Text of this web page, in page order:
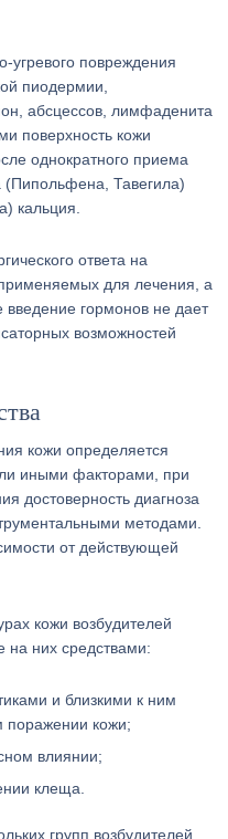
угревого повреждения
пиодермии,
абсцессов, лимфаденита
поверхность кожи
однократного приема
(Пипольфена, Тавегила)
кальция.
ответа на
для лечения, а
введение гормонов не дает
возможностей
кожи определяется
иными факторами, при
достоверность диагноза
методами.
от действующей
кожи возбудителей
на них средствами:
и близкими к ним
поражении кожи;
влиянии;
клеща.
групп возбудителей